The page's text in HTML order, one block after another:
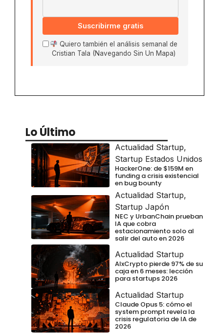
Suscribirme gratis
Quiero también el análisis semanal de
Cristian Tala (Navegando Sin Un Mapa)
Lo Último
Actualidad Startup,
Startup Estados Unidos
HackerOne: de $159M en
funding a crisis existencial
en bug bounty
Actualidad Startup,
Startup Japón
NEC y UrbanChain prueban
IA que cobra
estacionamiento solo al
salir del auto en 2026
Actualidad Startup
AIxCrypto pierde 97% de su
caja en 6 meses: lección
para startups 2026
Actualidad Startup
Claude Opus 5: cómo el
system prompt revela la
crisis regulatoria de IA de
2026